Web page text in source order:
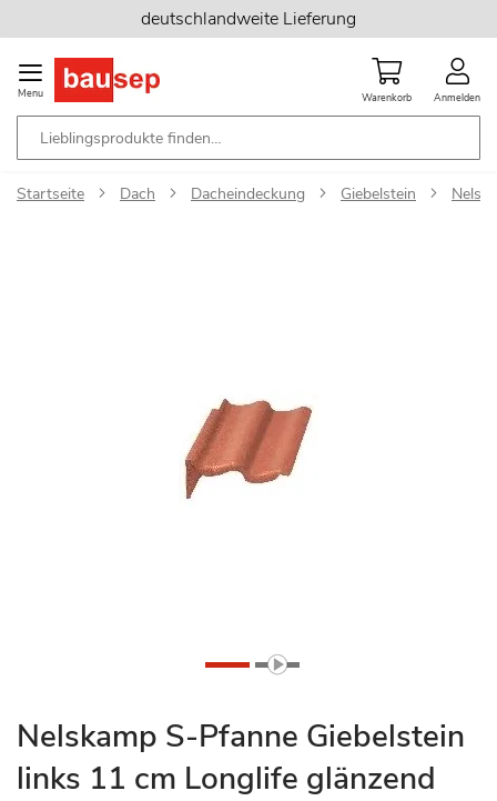
Inhalt
springen
deutschlandweite Lieferung
Menu Warenkorb Anmelden
Startseite Dach Dacheindeckung Giebelstein
Zum
Anfang
der
Nelskamp S-Pfanne Giebelstein
links 11 cm Longlife glänzend